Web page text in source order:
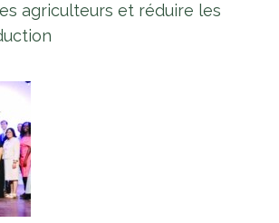
agriculteurs et réduire les